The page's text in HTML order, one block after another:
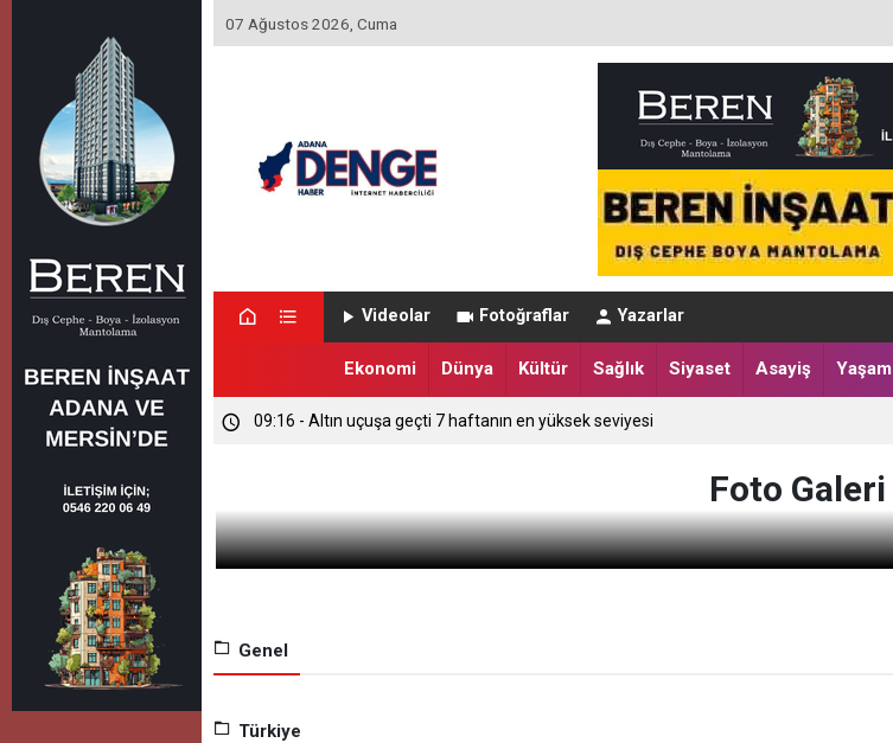
07 Ağustos 2026, Cuma
Videolar Fotoğraflar Yazarlar
Ekonomi Dünya Kültür Sağlık Siyaset Asayiş Yaşam
09:37 - Çikolata kutusunda 1,2 milyon dolarlık rüşvet
09:16 - Altın uçuşa geçti 7 haftanın en yüksek seviyesi
Foto Galeri
Genel
Türkiye